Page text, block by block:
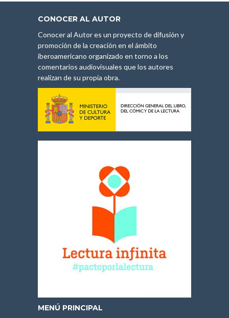
CONOCER AL AUTOR
Conocer al Autor es un proyecto de difusión y
promoción de la creación en el ámbito
iberoamericano organizado en torno a los
comentarios audiovisuales que los autores
realizan de su propia obra.
MENÚ PRINCIPAL